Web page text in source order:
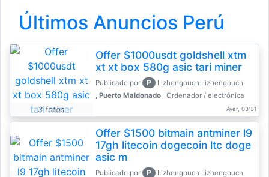
Últimos Anuncios Perú
3 fotos
Offer $1000usdt goldshell xtm
xt xt box 580g asic tari miner
Publicado por P
Lizhengoucn Lizhengoucn
, Puerto Maldonado
Ordenador / electrónica
Ayer, 03:31
Offer $1500 bitmain antminer l9
17gh litecoin dogecoin ltc doge
asic m
Publicado por P
Lizhengoucn Lizhengoucn